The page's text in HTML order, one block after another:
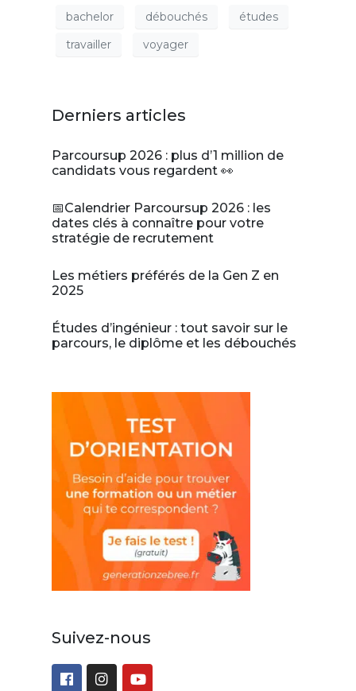
bachelor débouchés
études
travailler
voyager
Derniers articles
Parcoursup 2026 : plus d’1 million de
candidats vous regardent 👀
📅Calendrier Parcoursup 2026 : les
dates clés à connaître pour votre
stratégie de recrutement
Les métiers préférés de la Gen Z en
2025
Études d’ingénieur : tout savoir sur le
parcours, le diplôme et les débouchés
Suivez-nous